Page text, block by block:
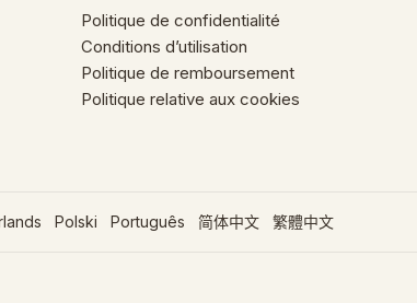
Politique de confidentialité
Conditions d’utilisation
Politique de remboursement
Politique relative aux cookies
Polski Português 简体中文 繁體中文